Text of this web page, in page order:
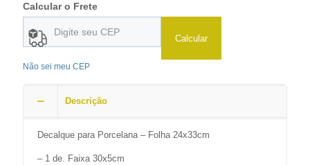
Calcular o Frete
Calcular
Não sei meu CEP
Descrição
Decalque para Porcelana – Folha 24x33cm
– 1 de. Faixa 30x5cm